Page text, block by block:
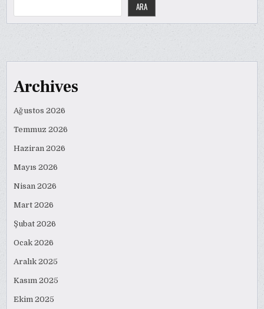
ARA
Archives
Ağustos 2026
Temmuz 2026
Haziran 2026
Mayıs 2026
Nisan 2026
Mart 2026
Şubat 2026
Ocak 2026
Aralık 2025
Kasım 2025
Ekim 2025